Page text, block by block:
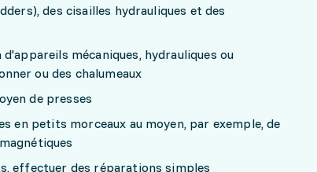
des cisailles hydrauliques et des
mécaniques, hydrauliques ou
ou des chalumeaux
de presses
en petits morceaux au moyen, par exemple, de
effectuer des réparations simples